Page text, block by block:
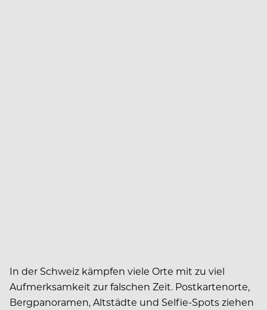
In der Schweiz kämpfen viele Orte mit zu viel
Aufmerksamkeit zur falschen Zeit. Postkartenorte,
Bergpanoramen, Altstädte und Selfie-Spots ziehen